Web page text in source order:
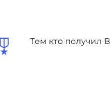
Tем кто получил